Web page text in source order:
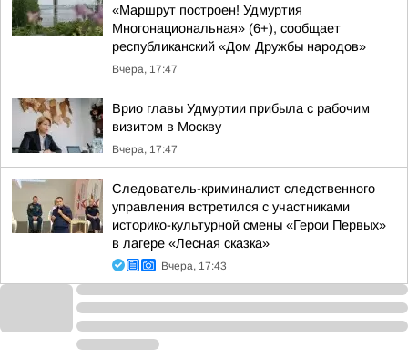
«Маршрут построен! Удмуртия
Многонациональная» (6+), сообщает
республиканский «Дом Дружбы народов»
Вчера, 17:47
Врио главы Удмуртии прибыла с рабочим
визитом в Москву
Вчера, 17:47
Следователь-криминалист следственного
управления встретился с участниками
историко-культурной смены «Герои Первых»
в лагере «Лесная сказка»
Вчера, 17:43